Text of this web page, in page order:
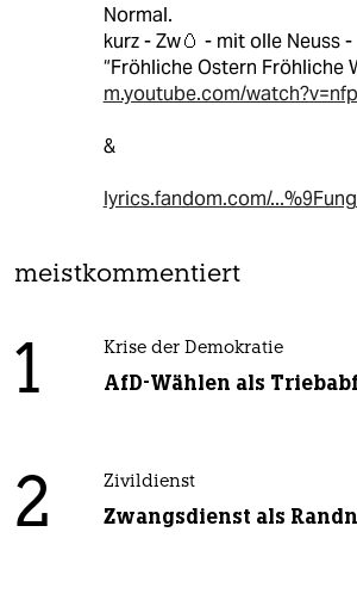
Normal.
kurz - Zw🥚 - mit olle Neuss -
“Fröhliche Ostern Fröhliche
m.youtube.com/
&
lyrics.fandom.com/
meistkommentiert
1 Krise der Demokratie
AfD-Wählen als
2 Zivildienst
Zwangsdienst als